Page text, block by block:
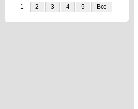
1 2 3 4 5 Все